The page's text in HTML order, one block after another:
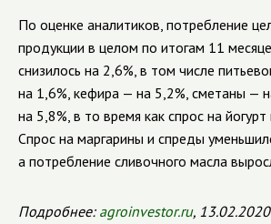
По оценке аналитиков, потребление
продукции в целом по итогам 11
снизилось на 2,6%, в том числе
на 1,6%, кефира — на 5,2%, сметаны —
на 5,8%, в то время как спрос на
Спрос на маргарины и спреды
а потребление сливочного масла
Подробнее: agroinvestor.ru, 13.02.2020